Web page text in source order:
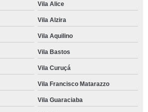
Vila Alice
Vila Alzira
Vila Aquilino
Vila Bastos
Vila Curuçá
Vila Francisco Matarazzo
Vila Guaraciaba